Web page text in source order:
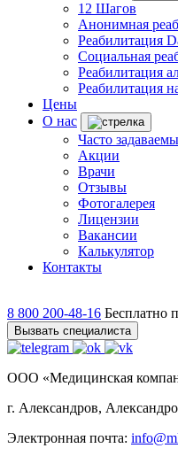
12 Шагов
Анонимная
Реабилитация
Социальная
Реабилитация
Реабилитация
Цены
О нас
Часто
Акции
Врачи
Отзывы
Фотогалерея
Лицензии
Вакансии
Калькулятор
Контакты
8 800 200-48-16 Бесплатно
Вызвать специалиста
ООО «Медицинская
г. Александров,
Электронная почта: